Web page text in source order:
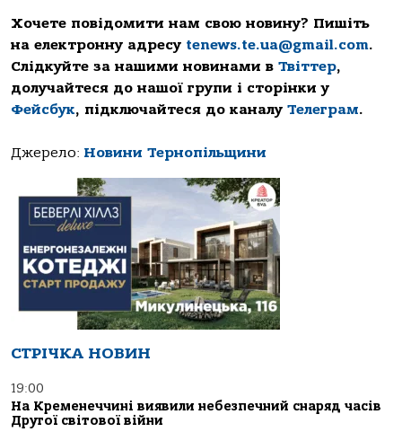
Хочете повідомити нам свою новину? Пишіть
на електронну адресу tenews.te.ua@gmail.com.
Слідкуйте за нашими новинами в Твіттер,
долучайтеся до нашої групи і сторінки у
Фейсбук, підключайтеся до каналу Телеграм.
Джерело: Новини Тернопільщини
СТРІЧКА НОВИН
19:00
На Кременеччині виявили небезпечний снаряд часів
Другої світової війни